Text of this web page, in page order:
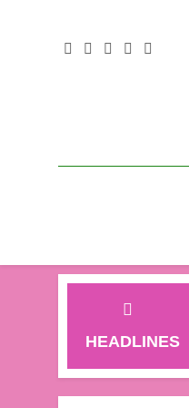
HEADLINES3